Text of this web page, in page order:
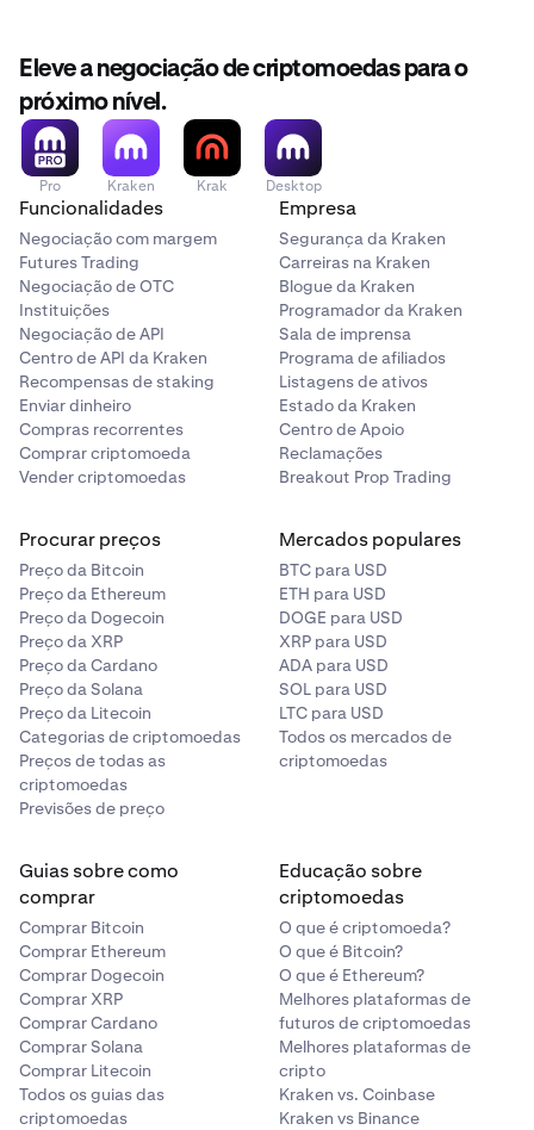
Eleve a negociação de criptomoedas para o
próximo nível.
Pro Kraken Krak Desktop
Funcionalidades
Negociação com margem
Futures Trading
Negociação de OTC
Instituições
Negociação de API
Centro de API da Kraken
Recompensas de staking
Enviar dinheiro
Compras recorrentes
Comprar criptomoeda
Vender criptomoedas
Empresa
Segurança da Kraken
Carreiras na Kraken
Blogue da Kraken
Programador da Kraken
Sala de imprensa
Programa de afiliados
Listagens de ativos
Estado da Kraken
Centro de Apoio
Reclamações
Breakout Prop Trading
Procurar preços
Preço da Bitcoin
Preço da Ethereum
Preço da Dogecoin
Preço da XRP
Preço da Cardano
Preço da Solana
Preço da Litecoin
Categorias de criptomoedas
Preços de todas as
criptomoedas
Previsões de preço
Mercados populares
BTC para USD
ETH para USD
DOGE para USD
XRP para USD
ADA para USD
SOL para USD
LTC para USD
Todos os mercados de
criptomoedas
Guias sobre como
comprar
Comprar Bitcoin
Comprar Ethereum
Comprar Dogecoin
Comprar XRP
Comprar Cardano
Comprar Solana
Comprar Litecoin
Todos os guias das
criptomoedas
Educação sobre
criptomoedas
O que é criptomoeda?
O que é Bitcoin?
O que é Ethereum?
Melhores plataformas de
futuros de criptomoedas
Melhores plataformas de
cripto
Kraken vs. Coinbase
Kraken vs Binance